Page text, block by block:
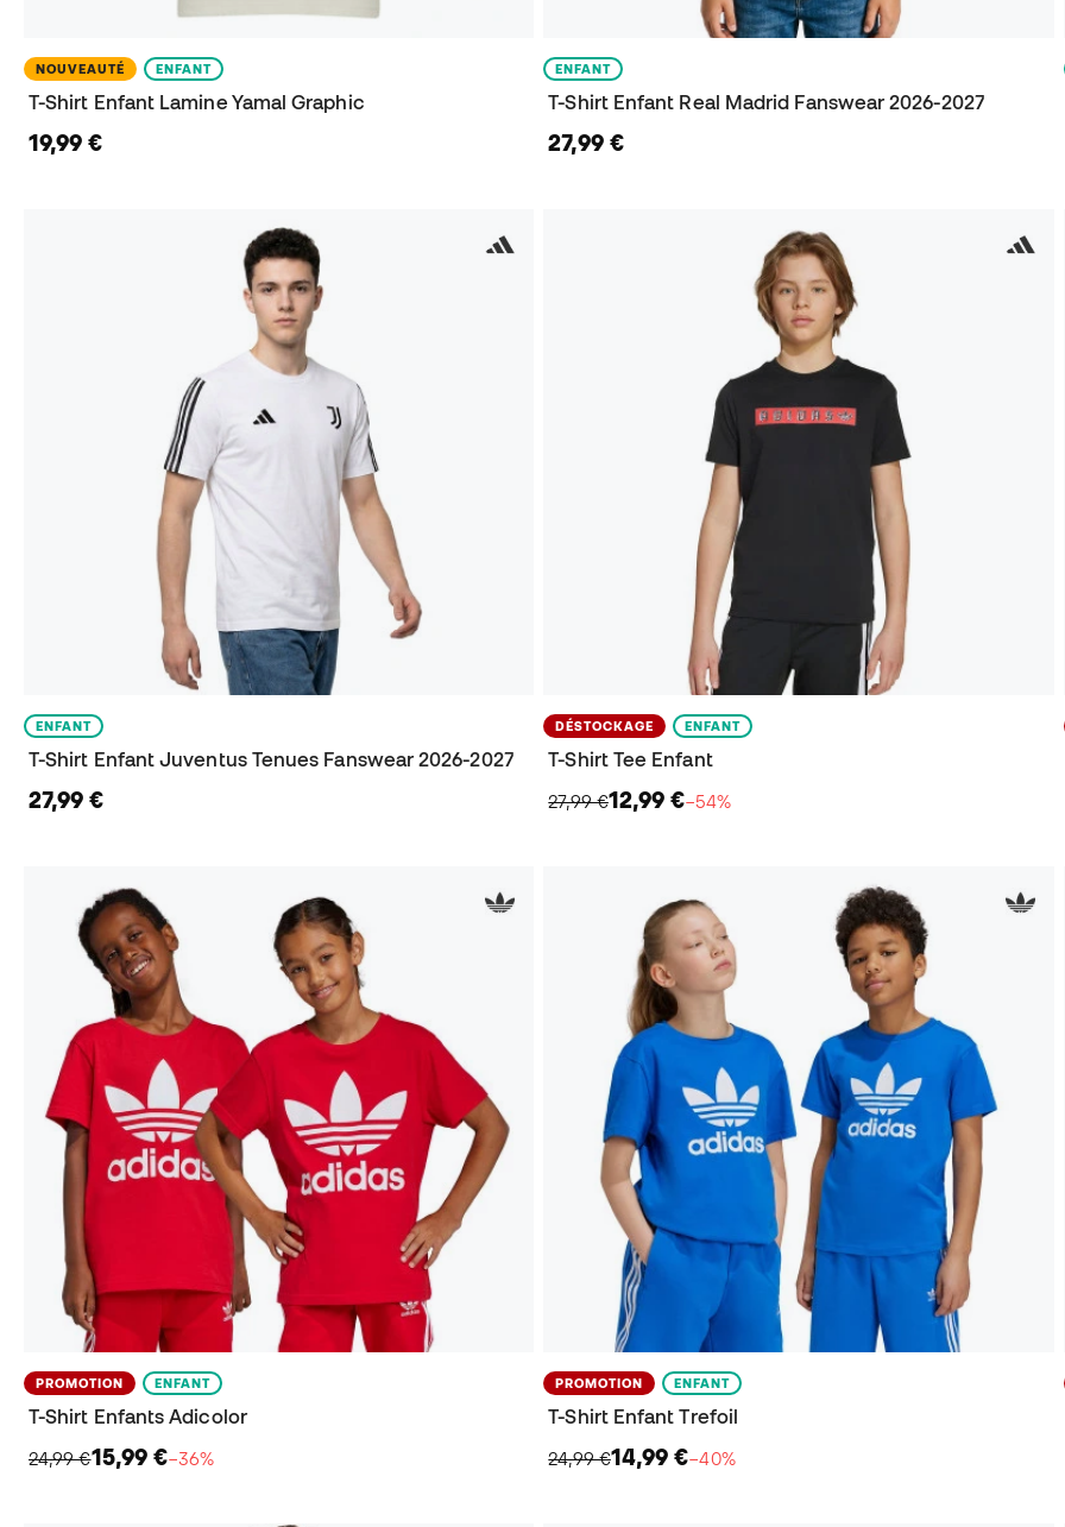
NOUVEAUTÉ ENFANT
T-Shirt Enfant Lamine Yamal Graphic
19,99 €
ENFANT
T-Shirt Enfant Real Madrid Fanswear 2026-2027
27,99 €
ENFANT
T-Shirt Enfant Juventus Tenues Fanswear 2026-2027
27,99 €
DÉSTOCKAGE ENFANT
T-Shirt Tee Enfant
27,99 €12,99 €−54%
PROMOTION ENFANT
T-Shirt Enfants Adicolor
24,99 €15,99 €−36%
PROMOTION ENFANT
T-Shirt Enfant Trefoil
24,99 €14,99 €−40%